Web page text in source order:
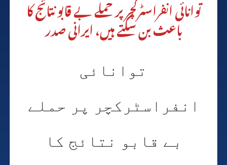
توانائی انفراسٹرکچر پر حملے بے قابو نتائج کا
باعث بن سکتے ہیں، ایرانی صدر
توانائی
انفراسٹرکچر پر حملے
بے قابو نتائج کا